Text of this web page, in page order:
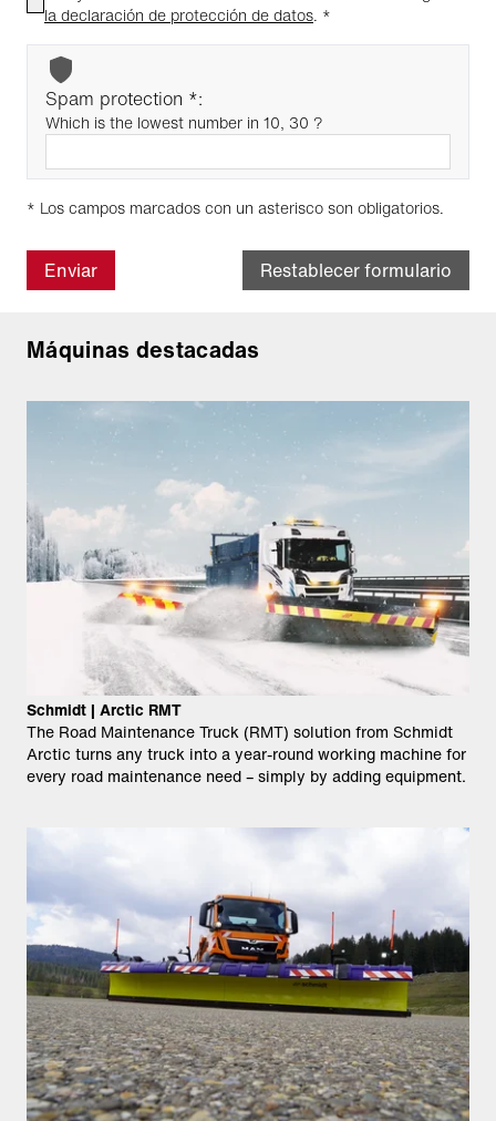
la declaración de protección de datos. *
Spam protection *:
Which is the lowest number in 10, 30 ?
* Los campos marcados con un asterisco son obligatorios.
Enviar Restablecer formulario
Máquinas destacadas
Schmidt | Arctic RMT
The Road Maintenance Truck (RMT) solution from Schmidt
Arctic turns any truck into a year-round working machine for
every road maintenance need – simply by adding equipment.